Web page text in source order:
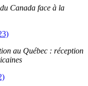
Canada face à la
au Québec : réception